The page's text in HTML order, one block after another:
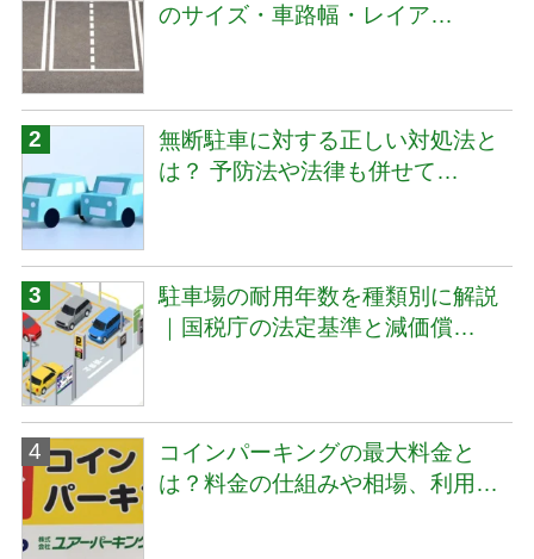
のサイズ・車路幅・レイア…
無断駐車に対する正しい対処法と
は？ 予防法や法律も併せて…
駐車場の耐用年数を種類別に解説
｜国税庁の法定基準と減価償…
コインパーキングの最大料金と
は？料金の仕組みや相場、利用…